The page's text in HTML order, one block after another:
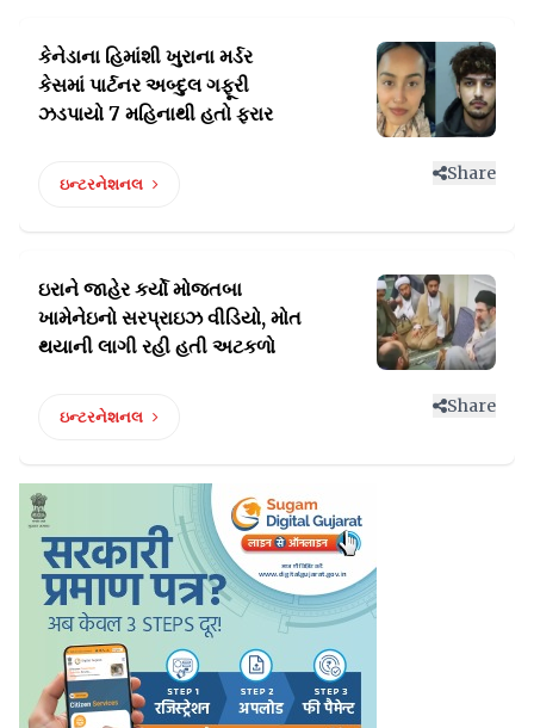
કેનેડાના હિમાંશી ખુરાના મર્ડર
કેસમાં પાર્ટનરઅબ્દુલ ગફૂરી
ઝડપાયો 7 મહિનાથી હતો ફરાર
ઇન્ટરનેશનલ
Share
ઇરાને જાહેર કર્યો મોજતબા
ખામેનેઇનો સરપ્રાઇઝવીડિયો, મોત
થયાની લાગી રહી હતી અટકળો
ઇન્ટરનેશનલ
Share